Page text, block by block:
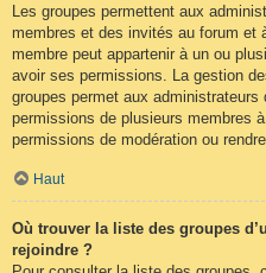
Les groupes permettent aux
membres et des invités au forum et
membre peut appartenir à un ou
avoir ses permissions. La gestion
groupes permet aux administrateurs
permissions de plusieurs membres
permissions de modération ou
Haut
Où trouver la liste des groupes
rejoindre ?